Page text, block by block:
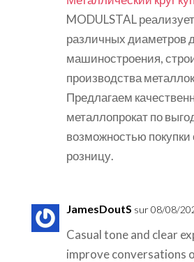
MODULSTAL
различных диаметров
машиностроения,
производства
Предлагаем
металлопрокат по
возможностью покупки
розницу.
JamesDoutS sur 08/08/
Casual tone and clear
improve conversations